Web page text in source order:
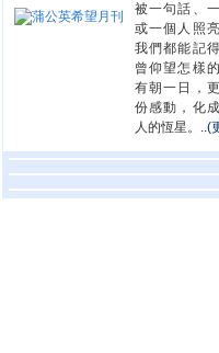
被一句話、
或一個人照
我們都能記
曾仰望怎樣
有朝一日，
份感動，化
人的恆星。 ..(